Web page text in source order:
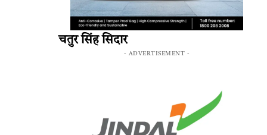
चतुर सिंह सिदार
- ADVERTISEMENT -